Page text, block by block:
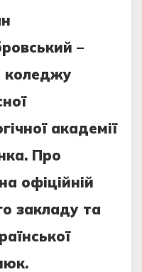
–
коледжу
академії
Про
офіційній
закладу та